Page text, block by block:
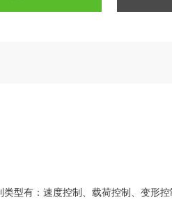
型有：速度控制、载荷控制、变形控